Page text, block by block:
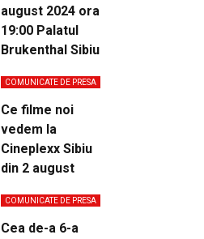
august 2024 ora
19:00 Palatul
Brukenthal Sibiu
COMUNICATE DE PRESA
Ce filme noi
vedem la
Cineplexx Sibiu
din 2 august
COMUNICATE DE PRESA
Cea de-a 6-a